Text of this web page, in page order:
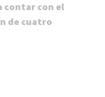
contar con el
de cuatro